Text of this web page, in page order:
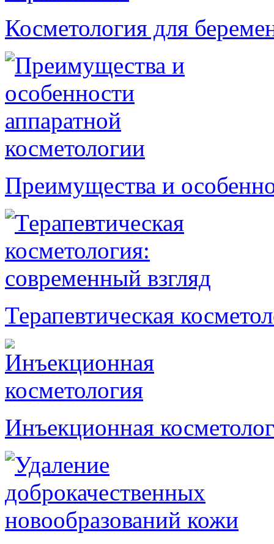
Косметология для
Преимущества и
Терапевтическая
Инъекционная